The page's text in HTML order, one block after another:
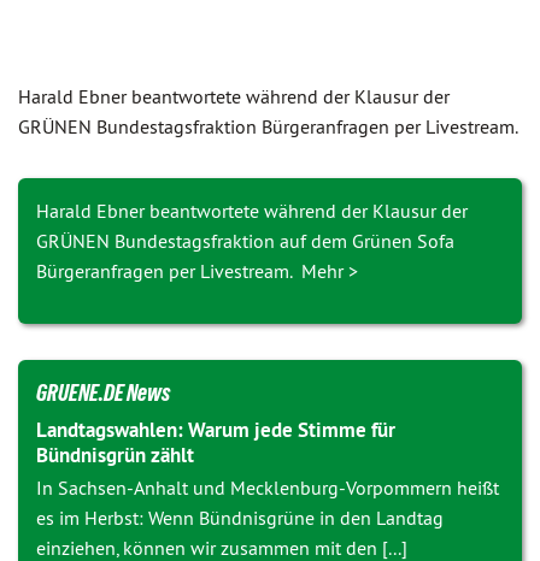
Harald Ebner beantwortete während der Klausur der
GRÜNEN Bundes­tags­fraktion Bürgeranfragen per Livestream.
Harald Ebner beantwortete während der Klausur der
GRÜNEN Bundestagsfraktion auf dem Grünen Sofa
Bürgeranfragen per Livestream. Mehr >
GRUENE.DE News
Landtagswahlen: Warum jede Stimme für
Bündnisgrün zählt
In Sachsen-Anhalt und Mecklenburg-Vorpommern heißt
es im Herbst: Wenn Bündnisgrüne in den Landtag
einziehen, können wir zusammen mit den [...]